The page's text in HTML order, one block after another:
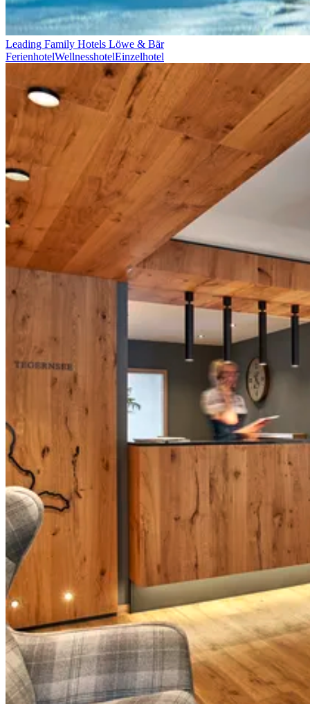
Leading Family Hotels Löwe & Bär
FerienhotelWellnesshotelEinzelhotel